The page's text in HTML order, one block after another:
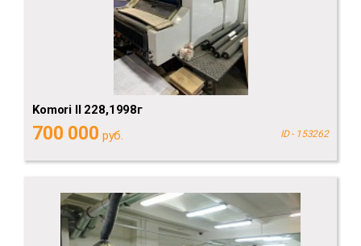
Komori II 228,1998г
700 000 руб. ID - 153262